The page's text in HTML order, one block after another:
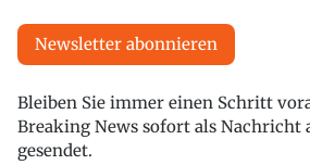
Newsletter abonnieren
Bleiben Sie immer einen Schritt
Breaking News sofort als Nachricht
gesendet.